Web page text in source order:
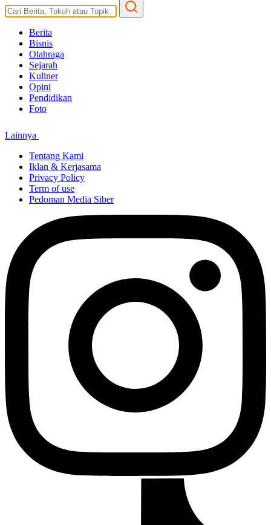
Berita
Bisnis
Olahraga
Sejarah
Kuliner
Opini
Pendidikan
Foto
Lainnya
Tentang Kami
Iklan & Kerjasama
Privacy Policy
Term of use
Pedoman Media Siber